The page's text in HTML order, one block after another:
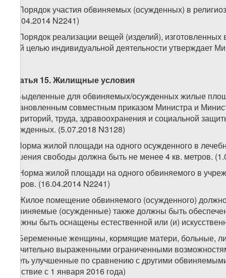
4. Порядок участия обвиняемых (осужденных) в
(16.04.2014 N2241)
5. Порядок реализации вещей (изделий),
этой целью индивидуальной деятельности утверждает
Статья 15. Жилищные условия
1. Выделенные для обвиняемых/осужденных жилые
установленным совместным приказом Министра и
территорий, труда, здравоохранения и социальной
осужденных. (5.07.2018 N3128)
2. Норма жилой площади на одного осужденного в
лишения свободы должна быть не менее 4 кв. метров.
3. Норма жилой площади на одного обвиняемого в
метров. (16.04.2014 N2241)
4. Жилое помещение обвиняемого (осужденного)
Обвиняемые (осужденные) также должны быть
должны быть оснащены естественной или (и)
5. Беременные женщины, кормящие матери, больные,
значительно выраженными ограниченными
иметь улучшенные по сравнению с другими
действие с 1 января 2016 года)